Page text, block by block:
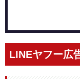
LINEヤフー広